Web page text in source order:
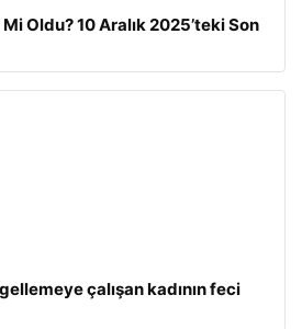
Oldu? 10 Aralık 2025’teki Son
çalışan kadının feci